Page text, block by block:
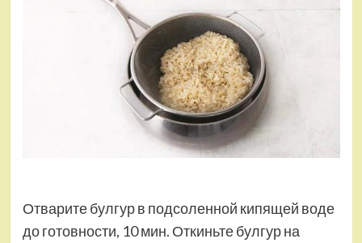
Отварите булгур в подсоленной кипящей воде
до готовности, 10 мин. Откиньте булгур на